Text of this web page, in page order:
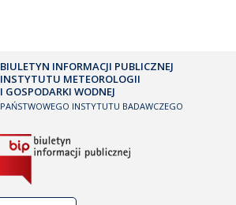
BIULETYN INFORMACJI PUBLICZNEJ
INSTYTUTU METEOROLOGII
I GOSPODARKI WODNEJ
PAŃSTWOWEGO INSTYTUTU BADAWCZEGO